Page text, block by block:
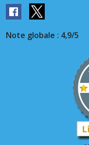
Note globale : 4,9/5